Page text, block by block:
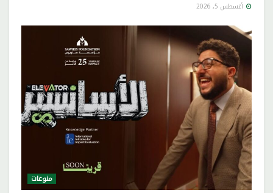
أغسطس 5, 2026
منوعات